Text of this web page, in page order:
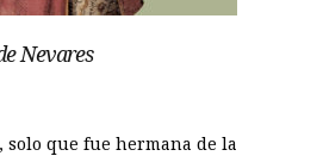
Nevares
solo que fue hermana de la